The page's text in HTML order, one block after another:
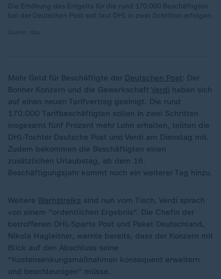
Die Erhöhung des Entgelts für die rund 170.000 Beschäftigten
bei der Deutschen Post soll laut DHL in zwei Schritten erfolgen.
Mehr Geld für Beschäftigte der Deutschen Post: Der
Bonner Konzern und die Gewerkschaft Verdi haben sich
auf einen neuen Tarifvertrag geeinigt. Die rund
170.000 Tarifbeschäftigten sollen in zwei Schritten
insgesamt fünf Prozent mehr Lohn erhalten, teilten die
DHL-Tochter Deutsche Post und Verdi am Dienstag mit.
Zudem bekommen die Beschäftigten einen
zusätzlichen Urlaubstag, ab dem 16.
Beschäftigungsjahr kommt noch ein weiterer Tag hinzu.
Weitere Warnstreiks sind nun vom Tisch. Verdi sprach
von einem "ordentlichen Ergebnis". Die Chefin der
betroffenen DHL-Sparte Post und Paket Deutschland,
Nikola Hagleitner, warnte bereits, dass der Konzern mit
Blick auf den Abschluss seine
"Kostensenkungsmaßnahmen konsequent erweitern
und beschleunigen" müsse.